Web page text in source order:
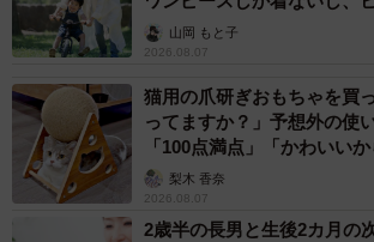
へんが…
山岡 もと子
2026.08.07
猫用の爪研ぎおもちゃを買
ってますか？」予想外の使
「100点満点」「かわいいか
梨木 香奈
2026.08.07
2歳半の長男と生後2カ月